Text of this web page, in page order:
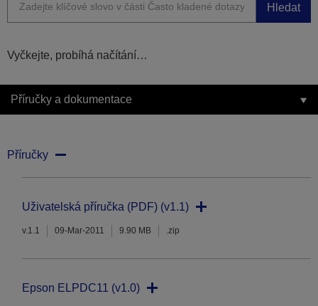
Hledat
Vyčkejte, probíhá načítání…
Příručky a dokumentace
Příručky
Uživatelská příručka (PDF) (v1.1)
v.1.1 09-Mar-2011 9.90 MB .zip
Epson ELPDC11 (v1.0)